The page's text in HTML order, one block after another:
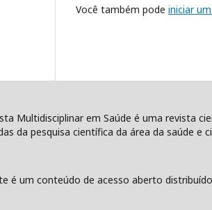
Você também pode iniciar
Multidisciplinar em Saúde é uma revista
da pesquisa científica da área da saúde e
é um conteúdo de acesso aberto